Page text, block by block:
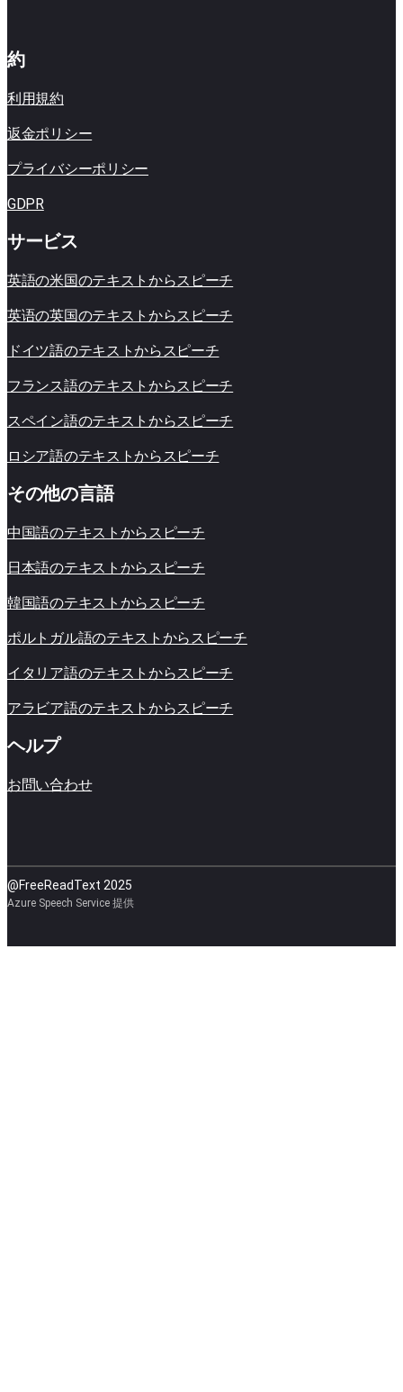
約
利用規約
返金ポリシー
プライバシーポリシー
GDPR
サービス
英語の米​​国のテキストからスピーチ
英语の英国のテキストからスピーチ
ドイツ語のテキストからスピーチ
フランス語のテキストからスピーチ
スペイン語のテキストからスピーチ
ロシア語のテキストからスピーチ
その他の言語
中国語のテキストからスピーチ
日本語のテキストからスピーチ
韓国語のテキストからスピーチ
ポルトガル語のテキストからスピーチ
イタリア語のテキストからスピーチ
アラビア語のテキストからスピーチ
ヘルプ
お問い合わせ
@FreeReadText 2025
Azure Speech Service 提供